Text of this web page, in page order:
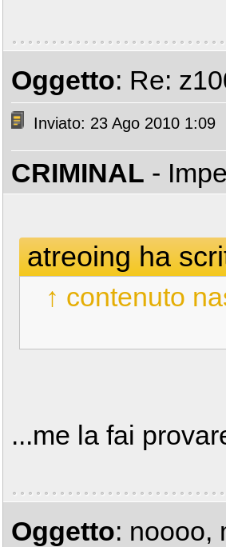
Oggetto: Re:
Inviato: 23 Ago 2010 1:09
CRIMINAL -
atreoing ha
↑ contenuto
...me la fai
Oggetto: noooo,